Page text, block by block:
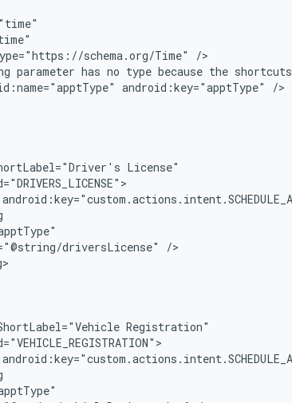
schema.org/Time"
parameter has no type because the shortcuts
android:key="apptType"
driversLicense"